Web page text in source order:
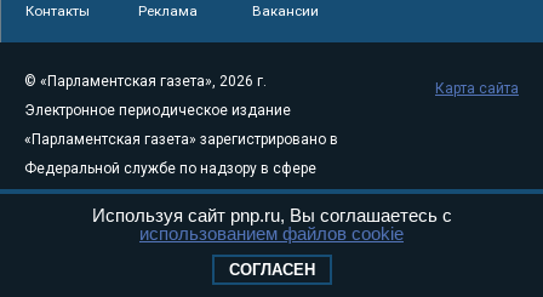
Контакты Реклама Вакансии
© «Парламентская газета», 2026 г.
Электронное периодическое издание
«Парламентская газета» зарегистрировано в
Федеральной службе по надзору в сфере
связи, информационных технологий и
массовых коммуникаций (Роскомнадзор) 05
Свидетельство о регистрации Эл № ФС77-
Карта сайта
Используя сайт pnp.ru, Вы соглашаетесь с
использованием файлов cookie
СОГЛАСЕН